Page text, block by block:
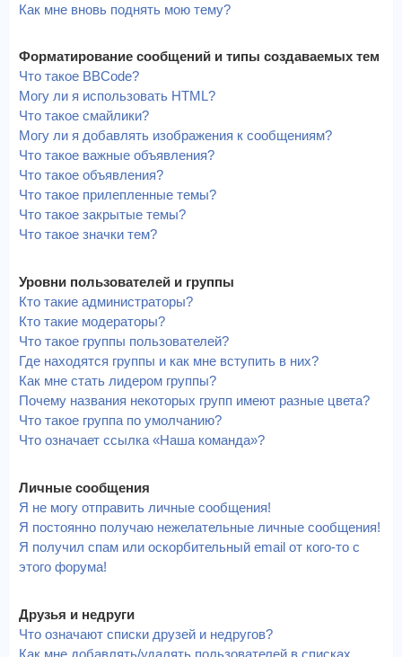
Как мне вновь поднять мою тему?
Форматирование сообщений и типы создаваемых тем
Что такое BBCode?
Могу ли я использовать HTML?
Что такое смайлики?
Могу ли я добавлять изображения к сообщениям?
Что такое важные объявления?
Что такое объявления?
Что такое прилепленные темы?
Что такое закрытые темы?
Что такое значки тем?
Уровни пользователей и группы
Кто такие администраторы?
Кто такие модераторы?
Что такое группы пользователей?
Где находятся группы и как мне вступить в них?
Как мне стать лидером группы?
Почему названия некоторых групп имеют разные цвета?
Что такое группа по умолчанию?
Что означает ссылка «Наша команда»?
Личные сообщения
Я не могу отправить личные сообщения!
Я постоянно получаю нежелательные личные сообщения!
Я получил спам или оскорбительный email от кого-то с
этого форума!
Друзья и недруги
Что означают списки друзей и недругов?
Как мне добавлять/удалять пользователей в списках